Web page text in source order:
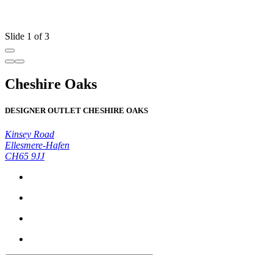
Slide 1 of 3
Cheshire Oaks
DESIGNER OUTLET CHESHIRE OAKS
Kinsey Road
Ellesmere-Hafen
CH65 9JJ